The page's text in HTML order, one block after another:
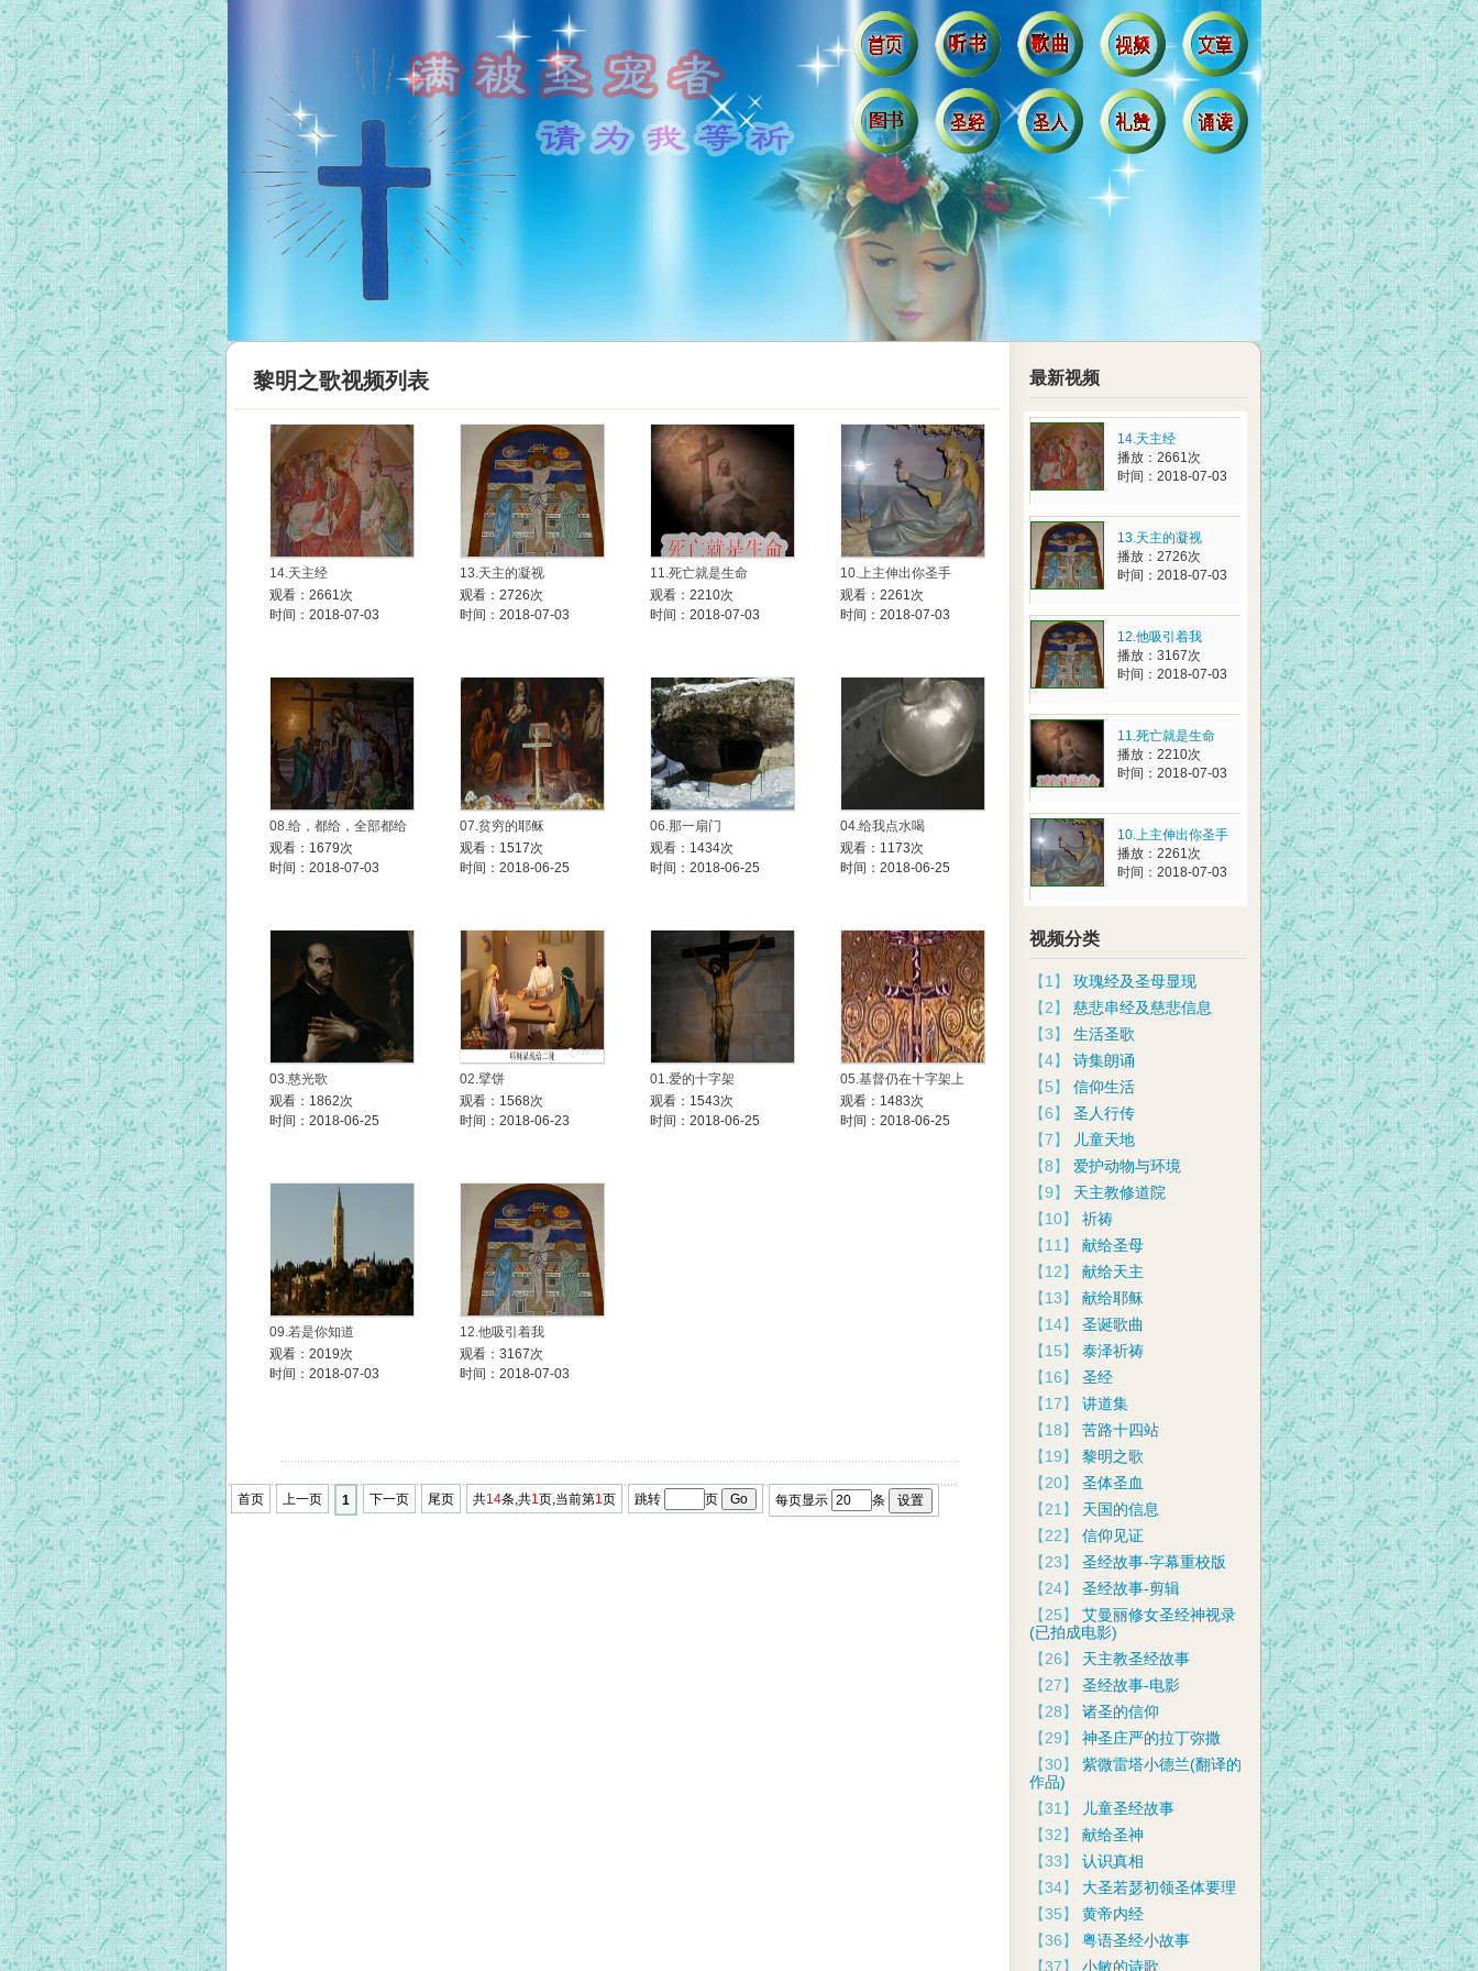
黎明之歌视频列表
14.天主经
观看：2661次
时间：2018-07-03
13.天主的凝视
观看：2726次
时间：2018-07-03
11.死亡就是生命
观看：2210次
时间：2018-07-03
10.上主伸出你圣手
观看：2261次
时间：2018-07-03
08.给，都给，全部都给
观看：1679次
时间：2018-07-03
07.贫穷的耶稣
观看：1517次
时间：2018-06-25
06.那一扇门
观看：1434次
时间：2018-06-25
04.给我点水喝
观看：1173次
时间：2018-06-25
03.慈光歌
观看：1862次
时间：2018-06-25
02.擘饼
观看：1568次
时间：2018-06-23
01.爱的十字架
观看：1543次
时间：2018-06-25
05.基督仍在十字架上
观看：1483次
时间：2018-06-25
09.若是你知道
观看：2019次
时间：2018-07-03
12.他吸引着我
观看：3167次
时间：2018-07-03
首页 上一页 1 下一页 尾页 共14条,共1页,当前第1页 跳转 页 每页显示 条
最新视频
14.天主经
播放：2661次
时间：2018-07-03
13.天主的凝视
播放：2726次
时间：2018-07-03
12.他吸引着我
播放：3167次
时间：2018-07-03
11.死亡就是生命
播放：2210次
时间：2018-07-03
10.上主伸出你圣手
播放：2261次
时间：2018-07-03
视频分类
【1】 玫瑰经及圣母显现
【2】 慈悲串经及慈悲信息
【3】 生活圣歌
【4】 诗集朗诵
【5】 信仰生活
【6】 圣人行传
【7】
儿童天地
【8】 爱护动物与环境
【9】 天主教修道院
【10】 祈祷
【11】 献给圣母
【12】 献给天主
【13】 献给耶稣
【14】 圣诞歌曲
【15】 泰泽祈祷
【16】 圣经
【17】 讲道集
【18】 苦路十四站
【19】 黎明之歌
【20】 圣体圣血
【21】 天国的信息
【22】 信仰见证
【23】 圣经故事-字幕重校版
【24】 圣经故事-剪辑
【25】 艾曼丽修女圣经神视录
(已拍成电影)
【26】 天主教圣经故事
【27】 圣经故事-电影
【28】 诸圣的信仰
【29】 神圣庄严的拉丁弥撒
【30】 紫微雷塔小德兰(翻译的
作品)
【31】
儿童圣经故事
【32】 献给圣神
【33】 认识真相
【34】 大圣若瑟初领圣体要理
【35】 黄帝内经
【36】 粤语圣经小故事
【37】 小敏的诗歌